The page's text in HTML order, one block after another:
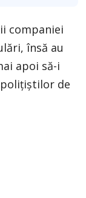
companiei
însă au
apoi să-i
de